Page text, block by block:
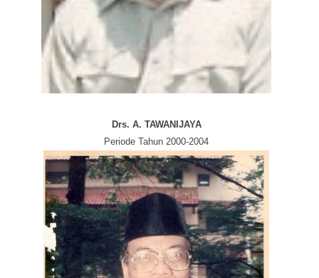
Drs. A. TAWANIJAYA
Periode Tahun 2000-2004